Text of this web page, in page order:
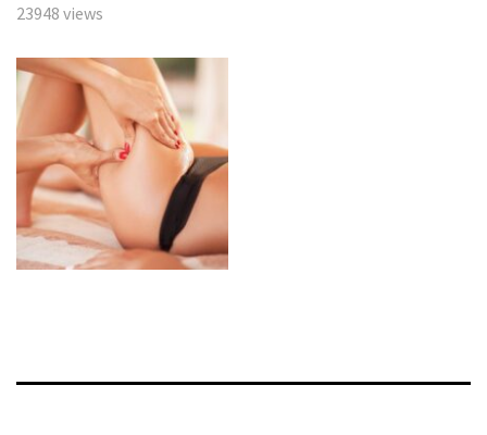
23948 views